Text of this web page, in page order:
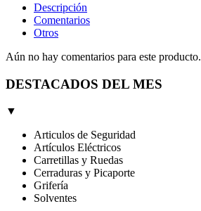
Descripción
Comentarios
Otros
Aún no hay comentarios para este producto.
DESTACADOS DEL MES
▼
Articulos de Seguridad
Artículos Eléctricos
Carretillas y Ruedas
Cerraduras y Picaporte
Grifería
Solventes